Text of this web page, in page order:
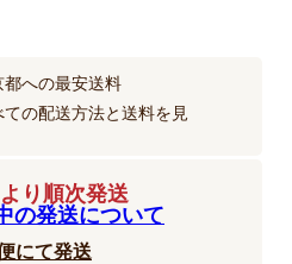
都への最安送料
ての配送方法と送料を見
り順次発送
の発送について
にて発送